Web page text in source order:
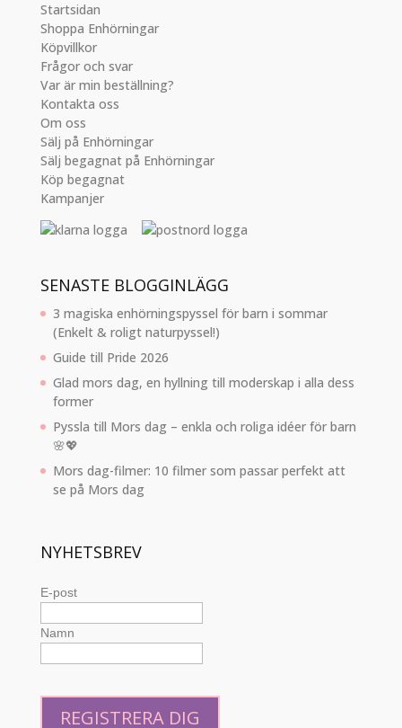
Startsidan
Shoppa Enhörningar
Köpvillkor
Frågor och svar
Var är min beställning?
Kontakta oss
Om oss
Sälj på Enhörningar
Sälj begagnat på Enhörningar
Köp begagnat
Kampanjer
SENASTE BLOGGINLÄGG
3 magiska enhörningspyssel för barn i sommar
(Enkelt & roligt naturpyssel!)
Guide till Pride 2026
Glad mors dag, en hyllning till moderskap i alla dess
former
Pyssla till Mors dag – enkla och roliga idéer för barn
🌸💖
Mors dag-filmer: 10 filmer som passar perfekt att
se på Mors dag
NYHETSBREV
E-post
Namn